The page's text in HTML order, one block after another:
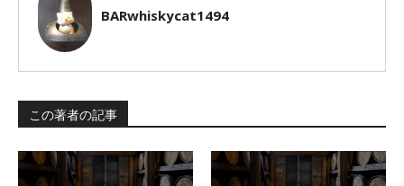
BARwhiskycat1494
この著者の記事